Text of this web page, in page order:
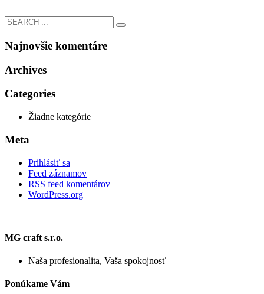
Najnovšie komentáre
Archives
Categories
Žiadne kategórie
Meta
Prihlásiť sa
Feed záznamov
RSS feed komentárov
WordPress.org
MG craft s.r.o.
Naša profesionalita, Vaša spokojnosť
Ponúkame Vám